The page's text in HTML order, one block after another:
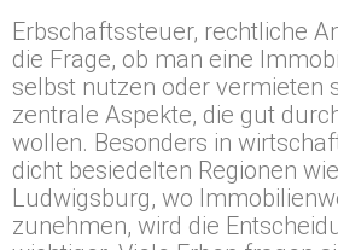
Erbschaftssteuer, rechtliche
die Frage, ob man eine
selbst nutzen oder vermieten
zentrale Aspekte, die gut
wollen. Besonders in
dicht besiedelten Regionen
Ludwigsburg, wo
zunehmen, wird die